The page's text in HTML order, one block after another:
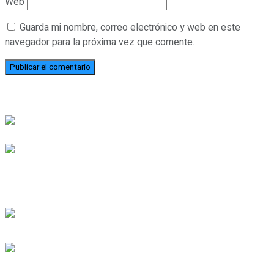
Guarda mi nombre, correo electrónico y web en este
navegador para la próxima vez que comente.